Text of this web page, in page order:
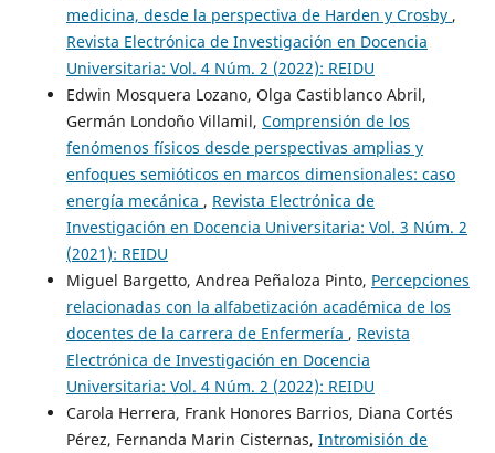
medicina, desde la perspectiva de Harden y Crosby ,
Revista Electrónica de Investigación en Docencia
Universitaria: Vol. 4 Núm. 2 (2022): REIDU
Edwin Mosquera Lozano, Olga Castiblanco Abril,
Germán Londoño Villamil, Comprensión de los
fenómenos físicos desde perspectivas amplias y
enfoques semióticos en marcos dimensionales: caso
energía mecánica , Revista Electrónica de
Investigación en Docencia Universitaria: Vol. 3 Núm. 2
(2021): REIDU
Miguel Bargetto, Andrea Peñaloza Pinto, Percepciones
relacionadas con la alfabetización académica de los
docentes de la carrera de Enfermería , Revista
Electrónica de Investigación en Docencia
Universitaria: Vol. 4 Núm. 2 (2022): REIDU
Carola Herrera, Frank Honores Barrios, Diana Cortés
Pérez, Fernanda Marin Cisternas, Intromisión de